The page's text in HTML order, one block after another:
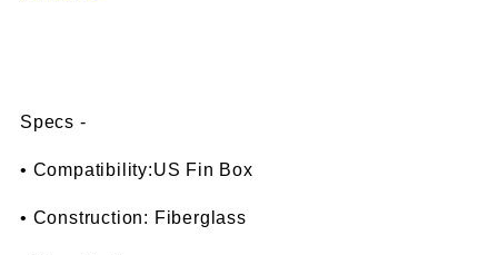
Specs -
• Compatibility:US Fin Box
• Construction: Fiberglass